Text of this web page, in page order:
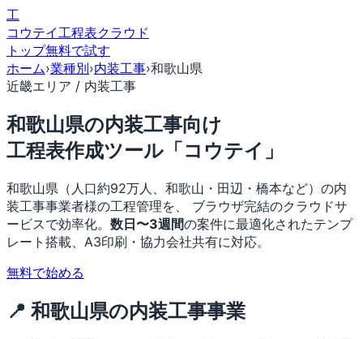
工
コウテイ工程表クラウド
トップ無料で試す
ホーム›業種別›内装工事›和歌山県
近畿エリア / 内装工事
和歌山県の内装工事向け
工程表作成ツール「コウテイ」
和歌山県（人口約92万人、和歌山・田辺・橋本など）の内
装工事事業者様の工程管理を、 ブラウザ完結のクラウドサ
ービスで効率化。 数日〜3週間の案件に最適化されたテンプ
レート搭載、A3印刷・協力会社共有に対応。
無料で始める
📍 和歌山県の内装工事事業